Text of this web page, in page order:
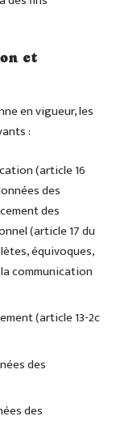
et
en vigueur, les
:
(article 16
des
des
(article 17 du
équivoques,
communication
(article 13-2c
des
des